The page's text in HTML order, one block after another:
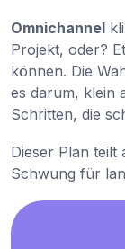
Omnichannel
Projekt, oder?
können. Die
es darum, klein
Schritten, die
Dieser Plan teilt
Schwung für